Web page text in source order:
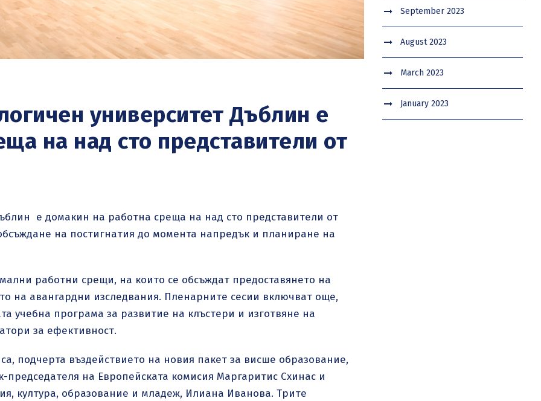
университет Дъблин e
на над сто представители от
e домакин на работна среща на над сто представители от
на постигнатия до момента напредък и планиране на
работни срещи, на които се обсъждат предоставянето на
на авангардни изследвания. Пленарните сесии включват още,
учебна програма за развитие на клъстери и изготвяне на
за ефективност.
подчерта въздействието на новия пакет за висше образование,
на Европейската комисия Маргаритис Схинас и
култура, образование и младеж, Илиана Иванова. Трите
September 2023
August 2023
March 2023
January 2023